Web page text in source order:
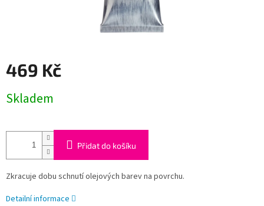
469 Kč
cena:
Skladem
Přidat do košíku
Zkracuje dobu schnutí olejových barev na povrchu.
Detailní informace